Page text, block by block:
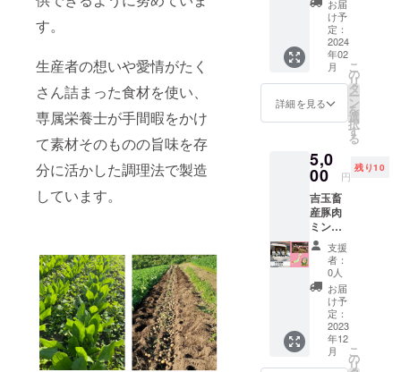
す。
⽣産者の想いや愛情がたく
さん詰まった⾷材を使い、
専属栄養⼠が⼿間暇をかけ
て素材そのものの旨味を存
分に活かした調理法で製造
しています。
タコ・
イカを
捕食し
ていま
す。
地野菜
を中心
に少量
多品目
の野菜
をつく
られて
に綺麗
な野菜
ろうと
は思っ
ていな
いんで
す。」
と口に
される
農家さ
んに
よって
つくら
れる野
北浦町
で採れ
る
「極上
真鯛」
を使用
してい
ます。
く柔ら
かく脂
質も少
なめだ
けど大
人も美
味しい
と感じ
るお魚
です。
※送料無
料/冷凍
保管 ※
賞味期
限は2カ
お届
け予
定：
2024
年02
月
詳細を見る
こ
の
リ
タ
ー
ン
を
選
択
す
る
5,0
00 円
残り10
吉玉畜
産豚肉
ミンチ
セット
500ｇ
ひより
の和ご
はんで
使用し
ている
豚肉で
す。一
支援
者：
0人
お届
け予
定：
2023
年12
月
こ
の
リ